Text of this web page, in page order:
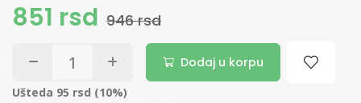
851 rsd 946 rsd
Dodaj u korpu
Ušteda 95 rsd (10%)